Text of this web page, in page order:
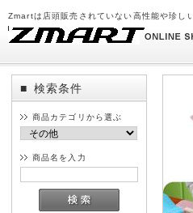
Zmartは店頭販売されていない高性能や珍し
■ 検索条件
商品カテゴリから選ぶ
商品名を入力